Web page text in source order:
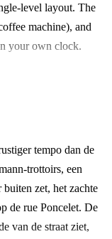
level layout. The
machine), and
your own clock.
but the real
still feels like a
(there's a travel
soak after a long
then bed, then out
tempo dan de
trottoirs, een
zet, het zachte
de rue Poncelet. De
van de straat ziet,